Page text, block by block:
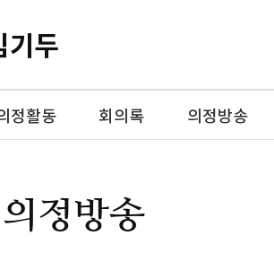
기두
정활동 회의록 의정방송
의정방송